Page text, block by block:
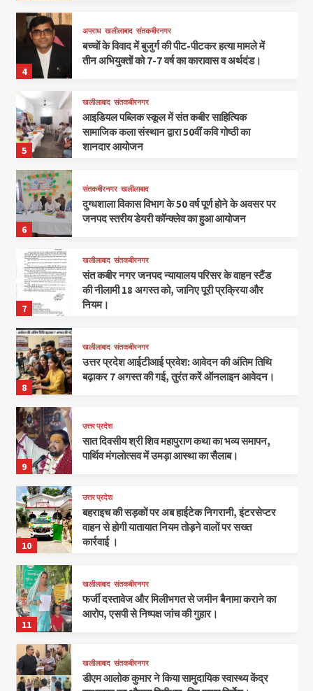
4
अपराध खलीलाबाद संतकबीरनगर
बच्चों के विवाद में बुजुर्ग की पीट-पीटकर हत्या मामले में
तीन अभियुक्तों को 7-7 वर्ष का कारावास व अर्थदंड।
5
खलीलाबाद संतकबीरनगर
आइडियल पब्लिक स्कूल में संत कबीर साहित्यिक
सामाजिक कला संस्थान द्वारा 50वीं कवि गोष्ठी का
शानदार आयोजन
6
संतकबीरनगर खलीलाबाद
दुग्धशाला विकास विभाग के 50 वर्ष पूर्ण होने के अवसर पर
जनपद स्तरीय डेयरी कॉन्क्लेव का हुआ आयोजन
7
खलीलाबाद संतकबीरनगर
संत कबीर नगर जनपद न्यायालय परिसर के वाहन स्टैंड
की नीलामी 18 अगस्त को, जानिए पूरी प्रक्रिया और
नियम।
8
खलीलाबाद संतकबीरनगर
उत्तर प्रदेश आईटीआई प्रवेश: आवेदन की अंतिम तिथि
बढ़ाकर 7 अगस्त की गई, तुरंत करें ऑनलाइन आवेदन।
9
उत्तर प्रदेश
सात दिवसीय श्री शिव महापुराण कथा का भव्य समापन,
पार्थिव मंगलोत्सव में उमड़ा आस्था का सैलाब।
10
उत्तर प्रदेश
बहराइच की सड़कों पर अब हाईटेक निगरानी, इंटरसेप्टर
वाहन से होगी यातायात नियम तोड़ने वालों पर सख्त
कार्रवाई ।
11
खलीलाबाद संतकबीरनगर
फर्जी दस्तावेज और मिलीभगत से जमीन बैनामा कराने का
आरोप, एसपी से निष्पक्ष जांच की गुहार।
खलीलाबाद संतकबीरनगर
डीएम आलोक कुमार ने किया सामुदायिक स्वास्थ्य केंद्र